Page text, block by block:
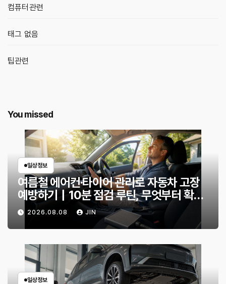
컴퓨터관련
태그 없음
팁관련
You missed
일상정보
여름철 에어컨·타이어 관리로 자동차 고장
예방하기｜10분 점검 루틴, 무엇부터 확인
할까?
2026.08.08 JIN
일상정보